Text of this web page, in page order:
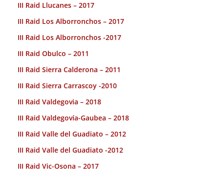
III Raid Llucanes – 2017
III Raid Los Alborronchos – 2017
III Raid Los Alborronchos -2017
III Raid Obulco – 2011
III Raid Sierra Calderona – 2011
III Raid Sierra Carrascoy -2010
III Raid Valdegovia – 2018
III Raid Valdegovía-Gaubea – 2018
III Raid Valle del Guadiato – 2012
III Raid Valle del Guadiato -2012
III Raid Vic-Osona – 2017